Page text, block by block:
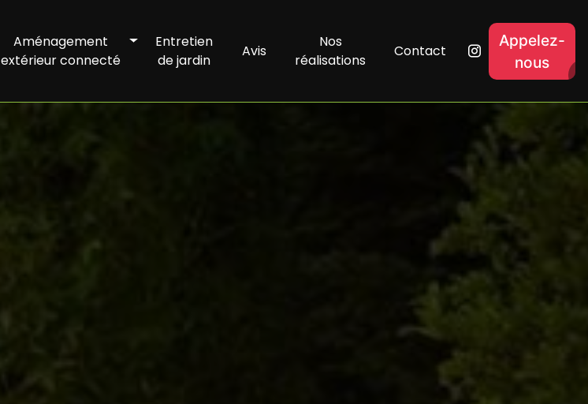
Aménagement
extérieur connecté
Entretien
de jardin
Avis
Nos
réalisations
Contact
Appelez-
nous